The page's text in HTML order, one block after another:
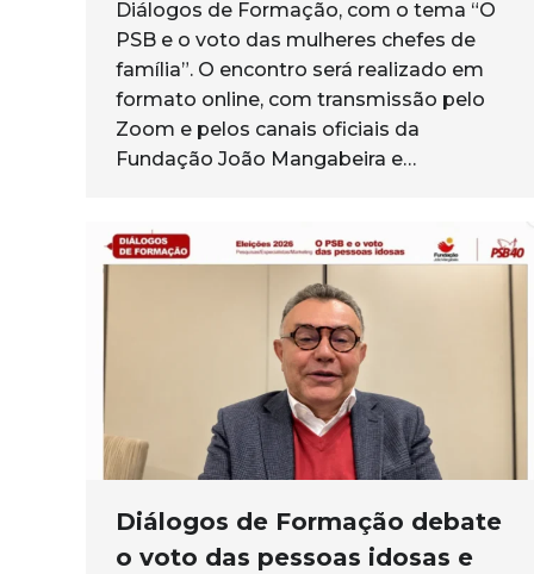
Diálogos de Formação, com o tema “O
PSB e o voto das mulheres chefes de
família”. O encontro será realizado em
formato online, com transmissão pelo
Zoom e pelos canais oficiais da
Fundação João Mangabeira e…
Diálogos de Formação debate
o voto das pessoas idosas e